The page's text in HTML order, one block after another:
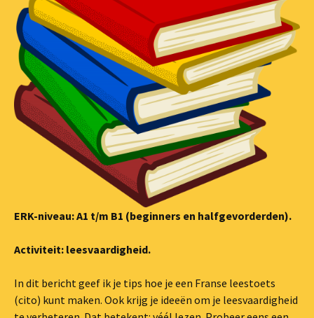
ERK-niveau: A1 t/m B1 (beginners en halfgevorderden).
Activiteit: leesvaardigheid.
In dit bericht geef ik je tips hoe je een Franse leestoets
(cito) kunt maken. Ook krijg je ideeën om je leesvaardigheid